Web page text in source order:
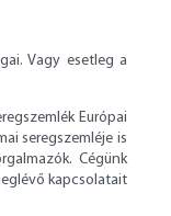
Vagy esetleg a
Európai
seregszemléje is
Cégünk
kapcsolatait